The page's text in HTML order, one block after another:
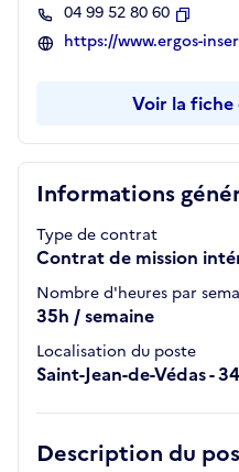
Informations
Type de contrat
Contrat de mission
Nombre d'heures par
35h / semaine
Localisation du poste
Saint-Jean-de-Védas - 34
Description du
04 99 52 80 60
Copier
https://www.ergos-
Voir la